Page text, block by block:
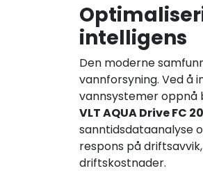
intelligens
Den moderne
vannforsyning. Ved å
vannsystemer oppnå
VLT AQUA Drive FC
sanntidsdataanalyse
respons på
driftskostnader.